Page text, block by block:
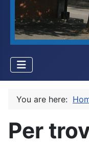
You are here:
Per